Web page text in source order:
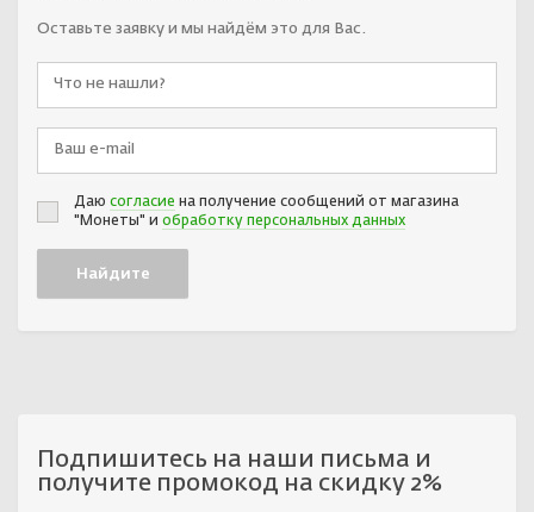
Оставьте заявку и мы найдём это для Вас.
Даю согласие на получение сообщений от магазина
"Монеты" и обработку персональных данных
Подпишитесь на наши письма и
получите промокод на скидку 2%